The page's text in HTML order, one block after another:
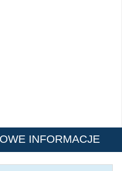
INFORMACJE